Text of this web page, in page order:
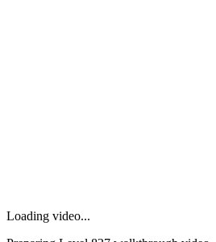
Loading video...